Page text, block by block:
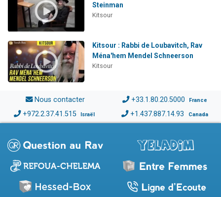
Steinman
Kitsour
Kitsour : Rabbi de Loubavitch, Rav
Ména'hem Mendel Schneerson
Kitsour
Nous contacter +33.1.80.20.5000 France
+972.2.37.41.515 Israël +1.437.887.14.93 Canada